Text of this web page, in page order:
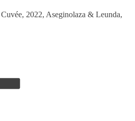
2022, Aseginolaza & Leunda,